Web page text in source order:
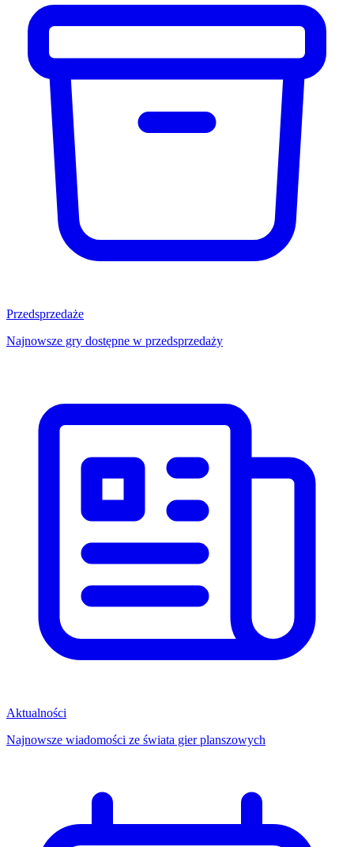
Przedsprzedaże
Najnowsze gry dostępne w przedsprzedaży
Aktualności
Najnowsze wiadomości ze świata gier planszowych